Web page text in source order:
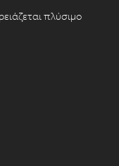
πλύσιμο